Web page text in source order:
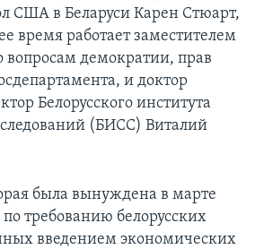
США в Беларуси Карен Стюарт,
время работает заместителем
вопросам демократии, прав
и доктор
Белорусского института
(БИСС) Виталий
была вынуждена в марте
требованию белорусских
введением экономических